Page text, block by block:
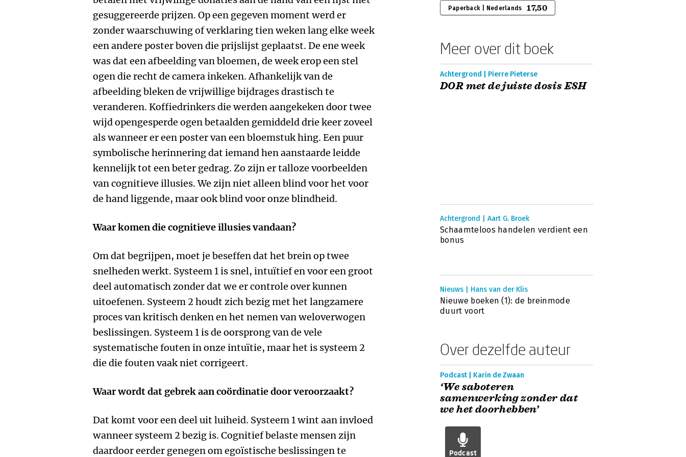
gesuggereerde prijzen. Op een gegeven moment werd er
zonder waarschuwing of verklaring tien weken lang elke week
een andere poster boven die prijslijst geplaatst. De ene week
was dat een afbeelding van bloemen, de week erop een stel
ogen die recht de camera inkeken. Afhankelijk van de
afbeelding bleken de vrijwillige bijdrages drastisch te
veranderen. Koffiedrinkers die werden aangekeken door twee
wijd opengesperde ogen betaalden gemiddeld drie keer zoveel
als wanneer er een poster van een bloemstuk hing. Een puur
symbolische herinnering dat iemand hen aanstaarde leidde
kennelijk tot een beter gedrag. Zo zijn er talloze voorbeelden
van cognitieve illusies. We zijn niet alleen blind voor het voor
de hand liggende, maar ook blind voor onze blindheid.
Waar komen die cognitieve illusies vandaan?
Om dat begrijpen, moet je beseffen dat het brein op twee
snelheden werkt. Systeem 1 is snel, intuïtief en voor een groot
deel automatisch zonder dat we er controle over kunnen
uitoefenen. Systeem 2 houdt zich bezig met het langzamere
proces van kritisch denken en het nemen van weloverwogen
beslissingen. Systeem 1 is de oorsprong van de vele
systematische fouten in onze intuïtie, maar het is systeem 2
die die fouten vaak niet corrigeert.
Waar wordt dat gebrek aan coördinatie door veroorzaakt?
Dat komt voor een deel uit luiheid. Systeem 1 wint aan invloed
wanneer systeem 2 bezig is. Cognitief belaste mensen zijn
daardoor eerder genegen om egoïstische beslissingen te
Paperback | Nederlands 17,50
Meer over dit boek
Achtergrond | Pierre Pieterse
DOR met de juiste dosis ESH
Achtergrond | Aart G. Broek
Schaamteloos handelen verdient een
bonus
Nieuws | Hans van der Klis
Nieuwe boeken (1): de breinmode
duurt voort
Over dezelfde auteur
Podcast | Karin de Zwaan
‘We saboteren
samenwerking zonder dat
we het doorhebben’
Podcast